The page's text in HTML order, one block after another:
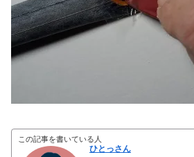
この記事を書いている人
ひとっさん